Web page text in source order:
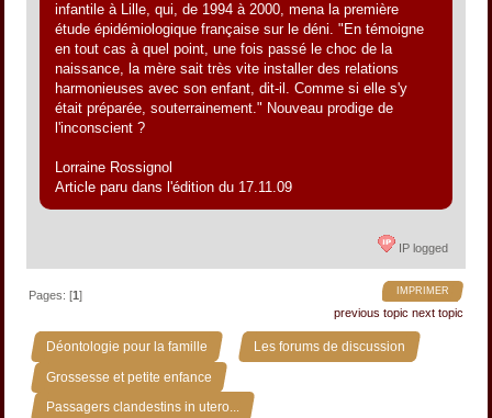
infantile à Lille, qui, de 1994 à 2000, mena la première
étude épidémiologique française sur le déni. "En témoigne
en tout cas à quel point, une fois passé le choc de la
naissance, la mère sait très vite installer des relations
harmonieuses avec son enfant, dit-il. Comme si elle s'y
était préparée, souterrainement." Nouveau prodige de
l'inconscient ?
Lorraine Rossignol
Article paru dans l'édition du 17.11.09
IP logged
IMPRIMER
Pages: [1]
previous topic next topic
Déontologie pour la famille » Les forums de discussion »
Grossesse et petite enfance »
Passagers clandestins in utero...